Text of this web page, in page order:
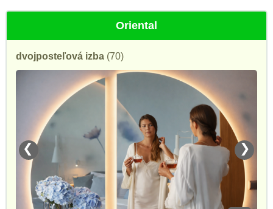
Oriental
dvojposteľová izba (70)
❮ ❯